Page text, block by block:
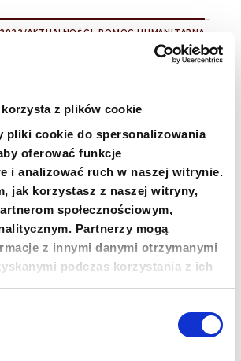
z plików cookie
pliki cookie do spersonalizowania
oferować funkcje
i analizować ruch w naszej witrynie.
jak korzystasz z naszej witryny,
społecznościowym,
Partnerzy mogą
z innymi danymi otrzymanymi
podczas korzystania z ich
/AKTUALNOŚCI ,POMOC HUMANITARNA
Dniu Walki z
nam pomagać...
żywność terapeutyczna dla dzieci
oraz wsparcie dla rodzin dotkniętych
– to tylko niektóre z działań, które
prowadzi, by pomóc...